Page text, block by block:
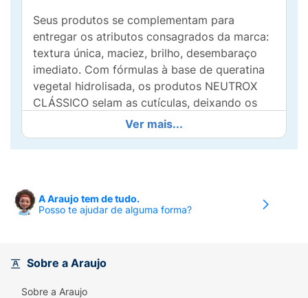
Seus produtos se complementam para
entregar os atributos consagrados da marca:
textura única, maciez, brilho, desembaraço
imediato. Com fórmulas à base de queratina
vegetal hidrolisada, os produtos NEUTROX
CLÁSSICO selam as cutículas, deixando os
fios íntegros, sem nós nem quebras. Cabelos
poderosamente hidratados, incrivelmente
macios, naturalmente bonitos.
Neutrox Clássico Limpa e nutre
profundamente da raiz até as pontas,
produtos da linha.
Beleza e maciez da raiz às pontas, em todos
Ver mais...
A Araujo tem de tudo.
Posso te ajudar de alguma forma?
Sobre a Araujo
Sobre a Araujo